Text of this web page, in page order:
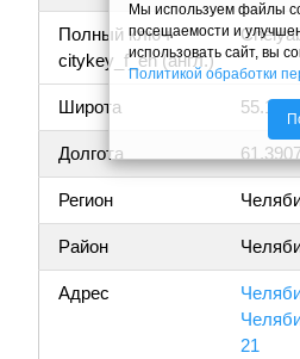
Полный ключ
citykey_f_en (англ.)
Широта
Долгота
Регион
Район
Адрес
21
Мы используем файлы
посещаемости и
использовать сайт, вы
Политикой обработки